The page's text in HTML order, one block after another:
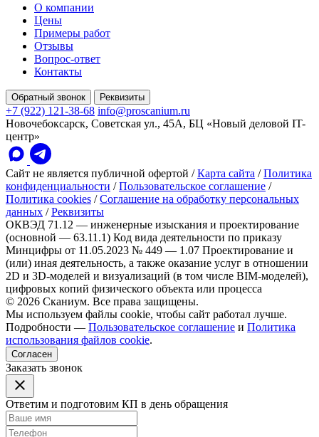
О компании
Цены
Примеры работ
Отзывы
Вопрос-ответ
Контакты
Обратный звонок Реквизиты
+7 (922) 121-38-68 info@proscanium.ru
Новочебоксарск, Советская ул., 45А, БЦ «Новый деловой IT-
центр»
Сайт не является публичной офертой / Карта сайта / Политика
конфиденциальности / Пользовательское соглашение /
Политика cookies / Соглашение на обработку персональных
данных / Реквизиты
ОКВЭД 71.12 — инженерные изыскания и проектирование
(основной — 63.11.1) Код вида деятельности по приказу
Минцифры от 11.05.2023 № 449 — 1.07 Проектирование и
(или) иная деятельность, а также оказание услуг в отношении
2D и 3D-моделей и визуализаций (в том числе BIM-моделей),
цифровых копий физического объекта или процесса
© 2026 Сканиум. Все права защищены.
Мы используем файлы cookie, чтобы сайт работал лучше.
Подробности — Пользовательское соглашение и Политика
использования файлов cookie.
Согласен
Заказать звонок
Ответим и подготовим КП в день обращения